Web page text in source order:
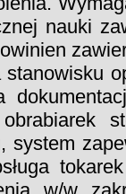
nauki
system